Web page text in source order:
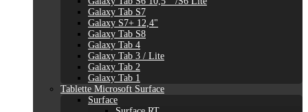
Galaxy Tab S7
Galaxy S7+ 12,4"
Galaxy Tab S8
Galaxy Tab 4
Galaxy Tab 3 / Lite
Galaxy Tab 2
Galaxy Tab 1
Tablette Microsoft Surface
Surface